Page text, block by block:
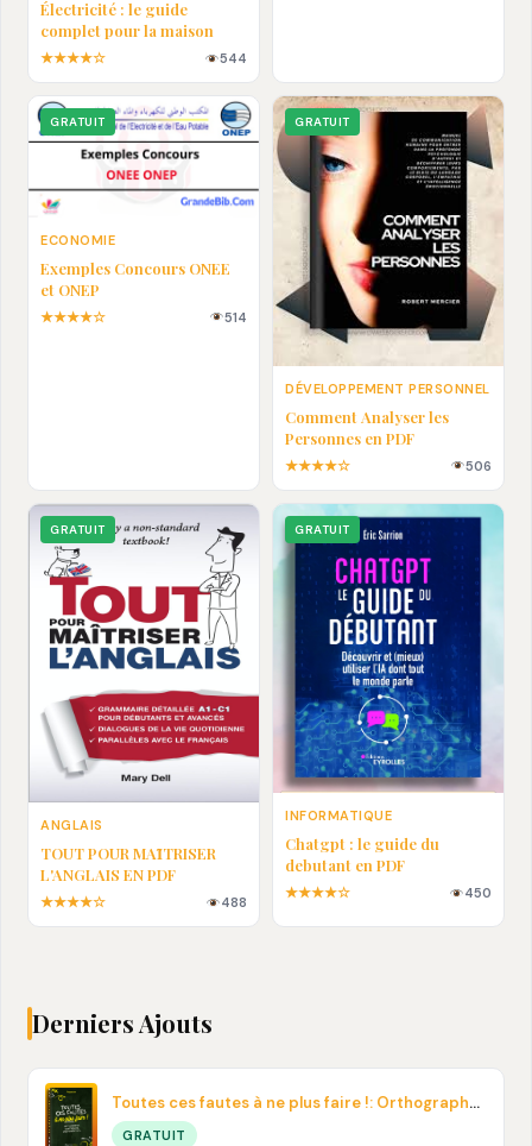
Électricité : le guide
complet pour la maison
★★★★☆ 544
GRATUIT
ECONOMIE
Exemples Concours ONEE
et ONEP
★★★★☆ 514
GRATUIT
DÉVELOPPEMENT PERSONNEL
Comment Analyser les
Personnes en PDF
★★★★☆ 506
GRATUIT
ANGLAIS
TOUT POUR MAȊTRISER
L'ANGLAIS EN PDF
★★★★☆ 488
GRATUIT
INFORMATIQUE
Chatgpt : le guide du
debutant en PDF
★★★★☆ 450
Derniers Ajouts
Toutes ces fautes à ne plus faire !: Orthographe, contresens, prononciation… En pdf
GRATUIT